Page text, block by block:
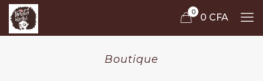
0 0 CFA
Boutique